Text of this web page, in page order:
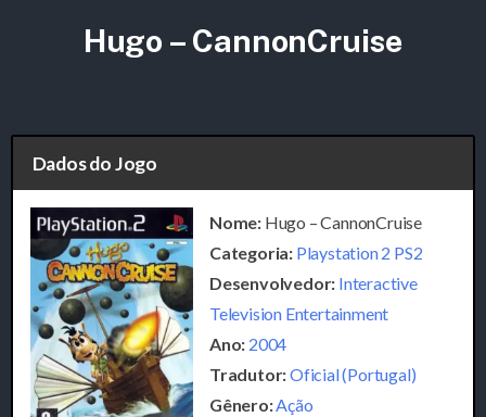
Hugo – CannonCruise
Dados do Jogo
Nome: Hugo – CannonCruise
Categoria: Playstation 2 PS2
Desenvolvedor: Interactive
Television Entertainment
Ano: 2004
Tradutor:Oficial (Portugal)
Gênero:Ação